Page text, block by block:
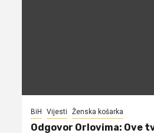
BiH Vijesti Ženska košarka
Odgovor Orlovima: ​Ove